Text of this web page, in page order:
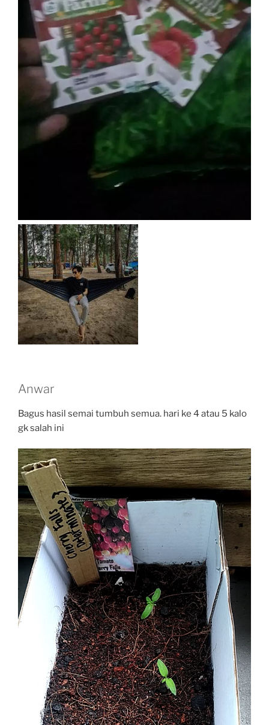
Anwar
Bagus hasil semai tumbuh semua. hari ke 4 atau 5 kalo
gk salah ini